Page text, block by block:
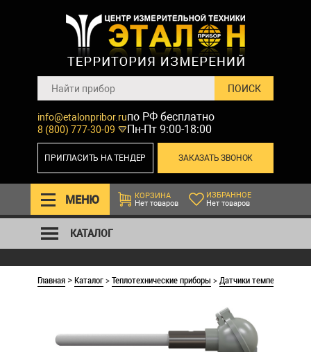
info@etalonpribor.ru
8 (800) 777-30-09
по РФ бесплатно
Пн-Пт 9:00-18:00
ЗАКАЗАТЬ ЗВОНОК
ПРИГЛАСИТЬ НА ТЕНДЕР
МЕНЮ
КОРЗИНА
Нет товаров
ИЗБРАННОЕ
Нет товаров
КАТАЛОГ
Главная >Каталог>Теплотехнические приборы >Датчики температуры